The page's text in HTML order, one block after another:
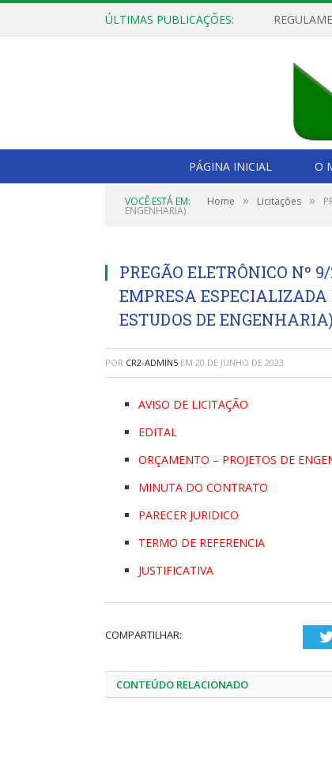
ÚLTIMAS PUBLICAÇÕES:
PÁGINA INICIAL O
VOCÊ ESTÁ EM: Home » Licitações »
ENGENHARIA)
PREGÃO ELETRÔNICO Nº
EMPRESA ESPECIALIZADA
ESTUDOS DE ENGENHARIA)
POR CR2-ADMIN5 EM 20 DE JUNHO DE 2023
AVISO DE LICITAÇÃO
EDITAL
ORÇAMENTO – PROJETOS DE
MINUTA DO CONTRATO
PARECER JURIDICO
TERMO DE REFERENCIA
JUSTIFICATIVA
COMPARTILHAR:
CONTEÚDO RELACIONADO